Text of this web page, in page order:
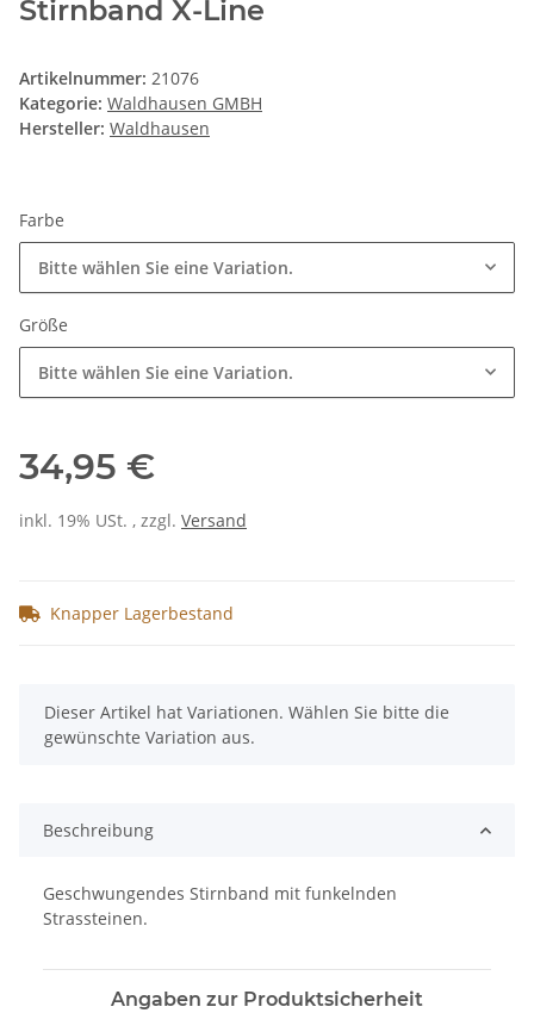
Stirnband X-Line
Artikelnummer: 21076
Kategorie: Waldhausen GMBH
Hersteller: Waldhausen
Farbe
Bitte wählen Sie eine Variation.
Größe
Bitte wählen Sie eine Variation.
34,95 €
inkl. 19% USt. , zzgl. Versand
Knapper Lagerbestand
x
Dieser Artikel hat Variationen. Wählen Sie bitte die
gewünschte Variation aus.
Beschreibung
Geschwungendes Stirnband mit funkelnden
Strassteinen.
Angaben zur Produktsicherheit